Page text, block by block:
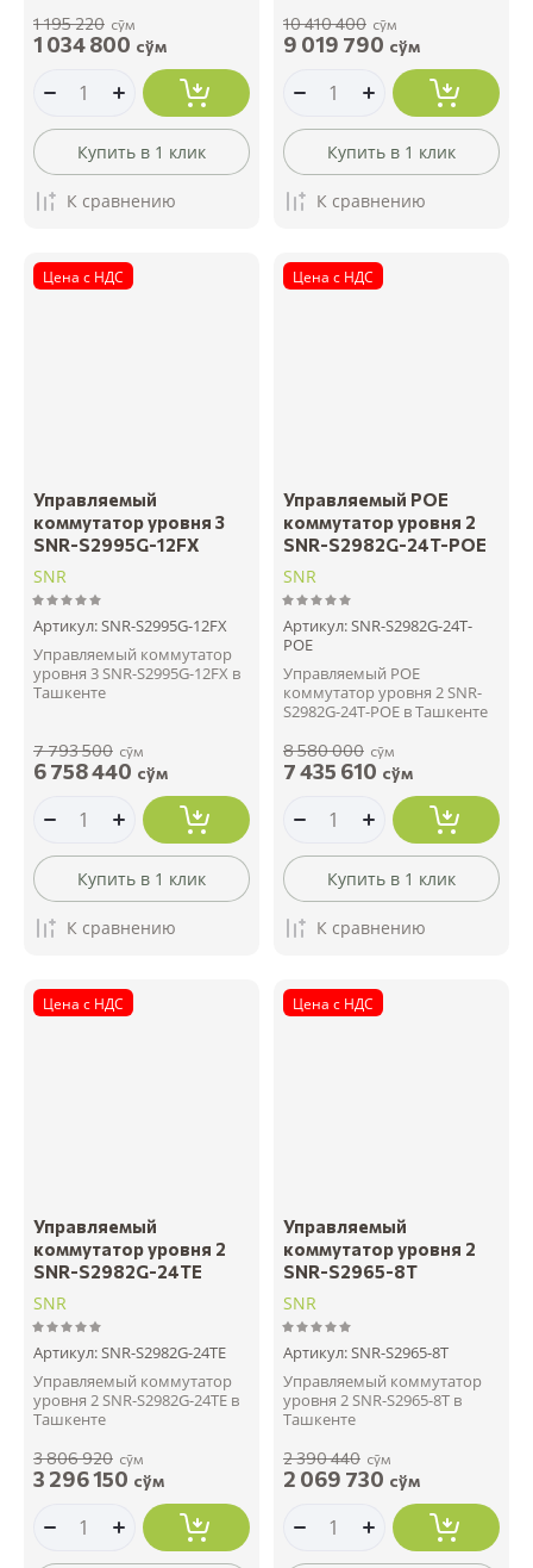
1 195 220 сўм
1 034 800 сўм
Купить в 1 клик
К сравнению
10 410 400 сўм
9 019 790 сўм
Купить в 1 клик
К сравнению
Цена с НДС
Управляемый
коммутатор уровня 3
SNR-S2995G-12FX
SNR
Артикул:SNR-S2995G-12FX
Управляемый коммутатор
уровня 3 SNR-S2995G-12FX в
Ташкенте
7 793 500 сўм
6 758 440 сўм
Купить в 1 клик
К сравнению
Цена с НДС
Управляемый POE
коммутатор уровня 2
SNR-S2982G-24T-POE
SNR
Артикул:SNR-S2982G-24T-
POE
Управляемый POE
коммутатор уровня 2 SNR-
S2982G-24T-POE в Ташкенте
8 580 000 сўм
7 435 610 сўм
Купить в 1 клик
К сравнению
Цена с НДС
Управляемый
коммутатор уровня 2
SNR-S2982G-24TE
SNR
Артикул:SNR-S2982G-24TE
Управляемый коммутатор
уровня 2 SNR-S2982G-24TE в
Ташкенте
3 806 920 сўм
3 296 150 сўм
Цена с НДС
Управляемый
коммутатор уровня 2
SNR-S2965-8T
SNR
Артикул:SNR-S2965-8T
Управляемый коммутатор
уровня 2 SNR-S2965-8T в
Ташкенте
2 390 440 сўм
2 069 730 сўм